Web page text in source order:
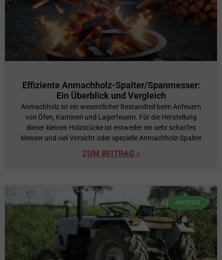
Effiziente Anmachholz-Spalter/Spanmesser:
Ein Überblick und Vergleich
Anmachholz ist ein wesentlicher Bestandteil beim Anfeuern
von Öfen, Kaminen und Lagerfeuern. Für die Herstellung
dieser kleinen Holzstücke ist entweder ein sehr scharfes
Messer und viel Vorsicht oder spezielle Anmachholz-Spalter
ZUM BEITRAG »
ANTRIEB